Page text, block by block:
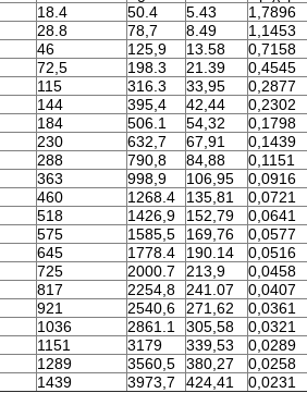
18.4 50.4 5.43
1,7896
28.8 78,7 8.49
1,1453
46 125,9 13.58
0,7158
72,5 198.3 21.39
0,4545
115 316.3 33,95
0,2877
144 395,4 42,44
0,2302
184 506.1 54,32
0,1798
230 632,7 67,91
0,1439
288 790,8 84,88
0,1151
363 998,9 106,95
0,0916
460 1268.4 135,81
0,0721
518 1426,9 152,79
0,0641
575 1585,5 169,76
0,0577
645 1778.4 190.14
0,0516
725 2000.7 213,9
0,0458
817 2254,8 241.07
0,0407
921 2540,6 271,62
0,0361
1036 2861.1 305,58
0,0321
1151 3179 339,53
0,0289
1289 3560,5 380,27
0,0258
1439 3973,7 424,41 0,0231